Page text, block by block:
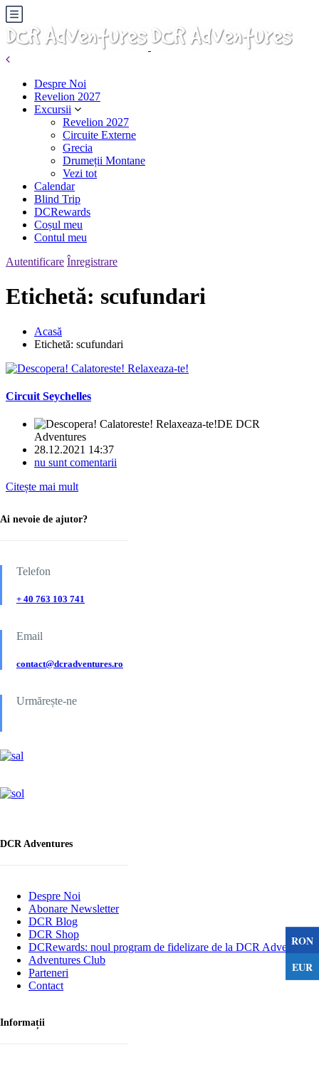
Despre Noi
Revelion 2027
Excursii
Revelion 2027
Circuite Externe
Grecia
Drumeții Montane
Vezi tot
Calendar
Blind Trip
DCRewards
Coșul meu
Contul meu
Autentificare Înregistrare
Etichetă: scufundari
Acasă
Etichetă: scufundari
Circuit Seychelles
DE DCR
Adventures
28.12.2021 14:37
nu sunt comentarii
Citește mai mult
Ai nevoie de ajutor?
Telefon
+ 40 763 103 741
Email
contact@dcradventures.ro
Urmărește-ne
DCR Adventures
Despre Noi
Abonare Newsletter
DCR Blog
DCR Shop
DCRewards: noul program de fidelizare de la DCR Adventures
Adventures Club
Parteneri
Contact
Informații
RON
EUR